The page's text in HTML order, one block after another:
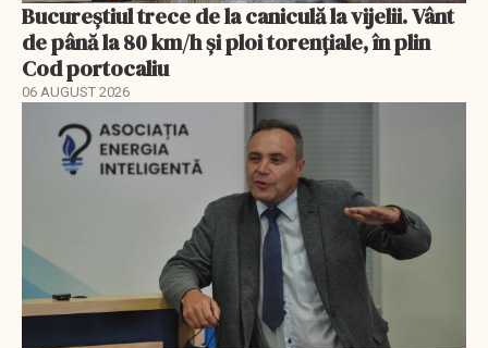
Bucureștiul trece de la caniculă la vijelii. Vânt
de până la 80 km/h și ploi torențiale, în plin
Cod portocaliu
06 AUGUST 2026